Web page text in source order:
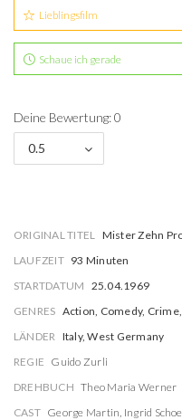
Lieblingsfilm
Schaue ich gerade
Deine Bewertung: 0
0.5
ORIGINAL TITEL Mister Zehn
LAUFZEIT 93 Minuten
STARTDATUM 25.04.1969
GENRES Action, Comedy,
LÄNDER Italy, West Germany
REGIE Guido Zurli
DREHBUCH Theo Maria Werner
CAST George Martin, Ingrid